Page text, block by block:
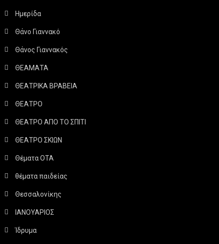
Ημερίδα
Θάνο Γιαννακό
Θάνος Γιαννακός
ΘΕΑΜΑΤΑ
ΘΕΑΤΡΙΚΑ ΒΡΑΒΕΙΑ
ΘΕΑΤΡΟ
ΘΕΑΤΡΟ ΑΠΟ ΤΟ ΣΠΙΤΙ
ΘΕΑΤΡΟ ΣΚΙΩΝ
Θέματα ΟΤΑ
θέματα παιδείας
Θεσσαλονίκης
ΙΑΝΟΥΑΡΙΟΣ
Ίδρυμα